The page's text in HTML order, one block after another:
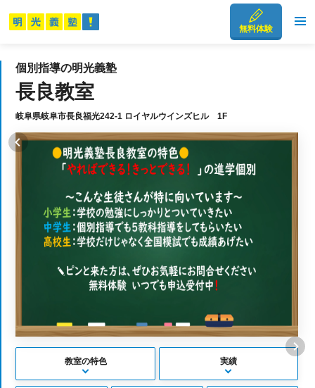
無料体験
個別指導の明光義塾
長良教室
岐阜県岐阜市長良福光242-1 ロイヤルウインズヒル 1F
教室の特色 実績